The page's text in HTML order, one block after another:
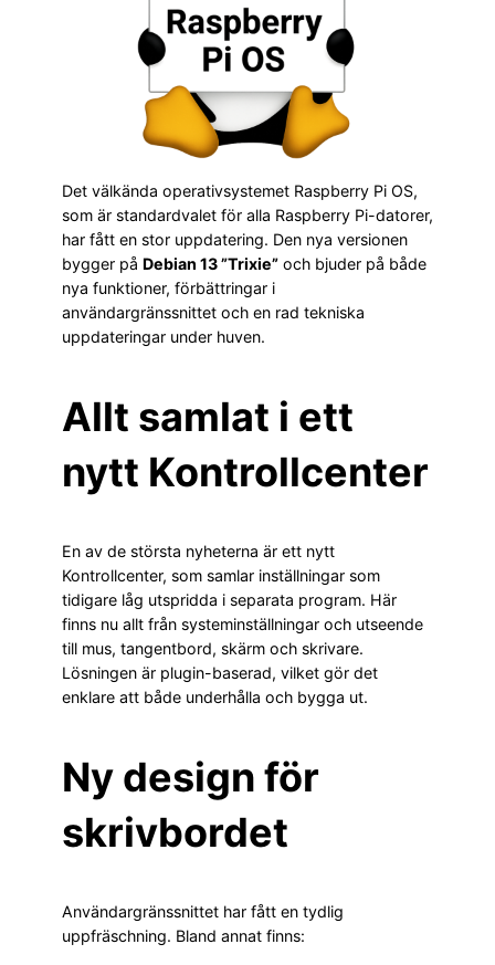
Det välkända operativsystemet Raspberry Pi OS,
som är standardvalet för alla Raspberry Pi-datorer,
har fått en stor uppdatering. Den nya versionen
bygger på Debian 13 ”Trixie” och bjuder på både
nya funktioner, förbättringar i
användargränssnittet och en rad tekniska
uppdateringar under huven.
Allt samlat i ett
nytt Kontrollcenter
En av de största nyheterna är ett nytt
Kontrollcenter, som samlar inställningar som
tidigare låg utspridda i separata program. Här
finns nu allt från systeminställningar och utseende
till mus, tangentbord, skärm och skrivare.
Lösningen är plugin-baserad, vilket gör det
enklare att både underhålla och bygga ut.
Ny design för
skrivbordet
Användargränssnittet har fått en tydlig
uppfräschning. Bland annat finns: